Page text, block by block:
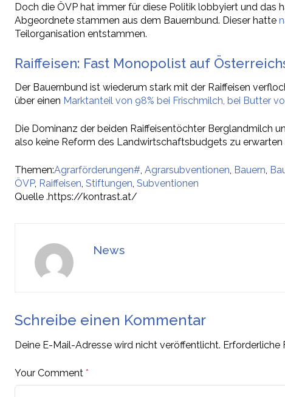
Doch die ÖVP hat immer für diese Politik lobbyiert und das
Abgeordnete stammen aus dem Bauernbund. Dieser hatte
Teilorganisation entstammen.
Raiffeisen: Fast Monopolist auf
Der Bauernbund ist wiederum stark mit der Raiffeisen
über einen Marktanteil von 98% bei Frischmilch, bei Butter
Die Dominanz der beiden Raiffeisentöchter Berglandmilch
also keine Reform des Landwirtschaftsbudgets zu erwarten
Themen:Agrarförderungen# Agrarsubventionen Bauern
ÖVP, Raiffeisen Stiftungen Subventionen
Quelle .https://kontrast.at/
News
Schreibe einen Kommentar
Deine E-Mail-Adresse wird nicht veröffentlicht. Erforderliche
Your Comment *